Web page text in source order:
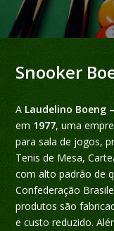
Snooker
A Laudelino Boeng
em 1977, uma
para sala de jogos,
Tenis de Mesa,
com alto padrão de
Confederação
produtos são
e custo reduzido.